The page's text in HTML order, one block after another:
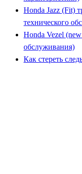
Honda Jazz (Fit)
технического
Honda Vezel
обслуживания)
Как стереть